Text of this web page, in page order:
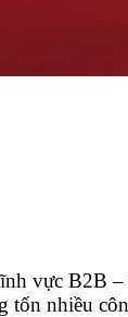
vực B2B –
tốn nhiều